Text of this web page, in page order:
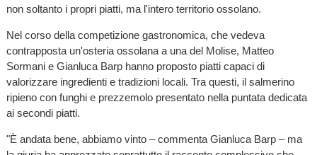
non soltanto i propri piatti, ma l'intero territorio ossolano.
Nel corso della competizione gastronomica, che vedeva
contrapposta un'osteria ossolana a una del Molise, Matteo
Sormani e Gianluca Barp hanno proposto piatti capaci di
valorizzare ingredienti e tradizioni locali. Tra questi, il salmerino
ripieno con funghi e prezzemolo presentato nella puntata dedicata
ai secondi piatti.
"È andata bene, abbiamo vinto – commenta Gianluca Barp – ma